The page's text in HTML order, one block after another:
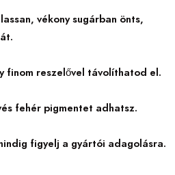
vékony sugárban önts,
finom reszelővel távolíthatod el.
fehér pigmentet adhatsz.
figyelj a gyártói adagolásra.